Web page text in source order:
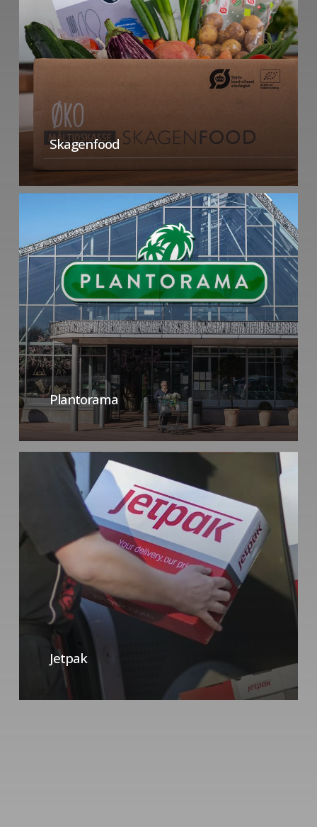
Skagenfood
Plantorama
Jetpak